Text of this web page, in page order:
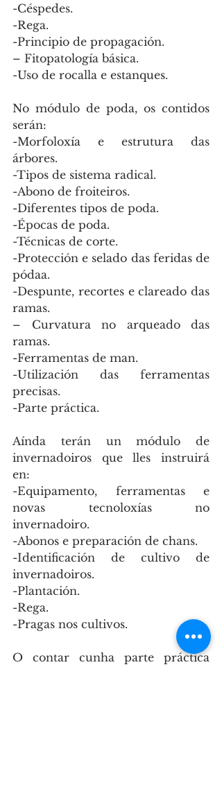
-Céspedes.
-Rega.
-Principio de propagación.
– Fitopatología básica.
-Uso de rocalla e estanques.
No módulo de poda, os contidos
serán:
-Morfoloxía e estrutura das
árbores.
-Tipos de sistema radical.
-Abono de froiteiros.
-Diferentes tipos de poda.
-Épocas de poda.
-Técnicas de corte.
-Protección e selado das feridas de
pódaa.
-Despunte, recortes e clareado das
ramas.
– Curvatura no arqueado das
ramas.
-Ferramentas de man.
-Utilización das ferramentas
precisas.
-Parte práctica.
Aínda terán un módulo de
invernadoiros que lles instruirá
en:
-Equipamento, ferramentas e
novas tecnoloxías no
invernadoiro.
-Abonos e preparación de chans.
-Identificación de cultivo de
invernadoiros.
-Plantación.
-Rega.
-Pragas nos cultivos.
O contar cunha parte práctica